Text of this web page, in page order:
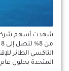
المتحدة بحلول عام 2026حسب بيانات انفستنغ .